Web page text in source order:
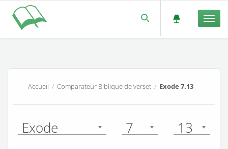
Accueil / Comparateur Biblique de verset/ Exode 7.13
Exode 7 13